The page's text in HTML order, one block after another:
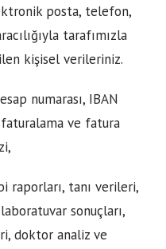
posta, telefon,
tarafımızla
kişisel verileriniz.
numarası, IBAN
ve fatura
raporları, tanı verileri,
sonuçları,
doktor analiz ve